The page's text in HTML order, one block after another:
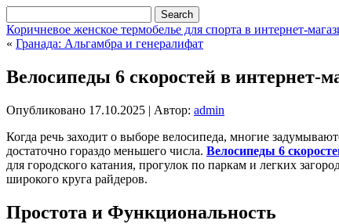
Коричневое женское термобелье для спорта в интернет-
« Гранада: Альгамбра и генералифат
Велосипеды 6 скоростей в интернет-
Опубликовано 17.10.2025 | Автор: admin
Когда речь заходит о выборе велосипеда, многие
достаточно гораздо меньшего числа. Велосипеды 6
для городского катания, прогулок по паркам и легких
широкого круга райдеров.
Простота и Функциональность